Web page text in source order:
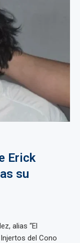
Erick
su
alias “El
del Cono